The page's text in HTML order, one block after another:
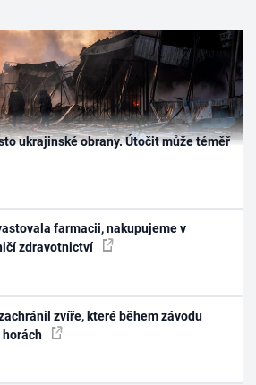
ukrajinské obrany. Útočit může téměř
farmacii, nakupujeme v
zdravotnictví
zvíře, které během závodu